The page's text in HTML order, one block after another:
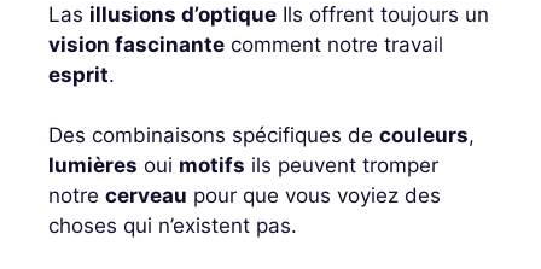
Las illusions d’optique Ils offrent toujours un
vision fascinante comment notre travail
esprit.
Des combinaisons spécifiques de couleurs,
lumières oui motifs ils peuvent tromper
notre cerveau pour que vous voyiez des
choses qui n’existent pas.